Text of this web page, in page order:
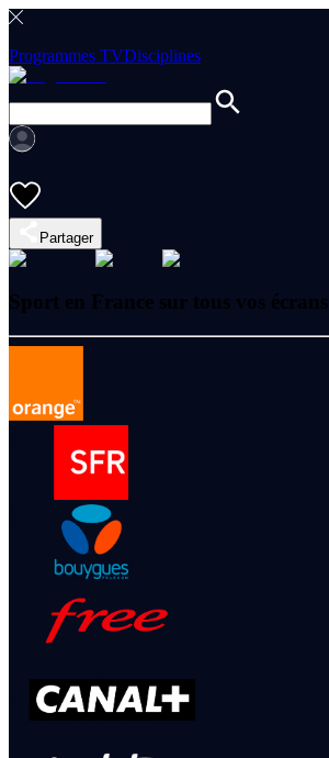
Programmes TVDisciplines
Partager
Sport en France sur tous vos écrans